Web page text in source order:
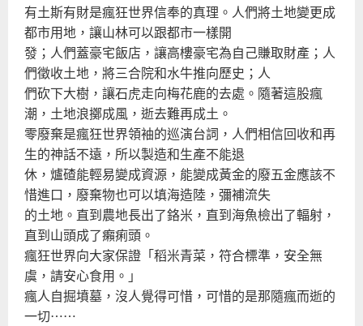
有土斯有財是瘋狂世界信奉的真理。人們將土地變更成
都市用地，讓山林可以跟都市一樣開
發；人們蓋豪宅飯店，讓高樓豪宅為自己賺取財產；人
們徵收土地，將三合院和水牛推向歷史；人
們砍下大樹，讓石虎走向梅花鹿的去處。隨著這股瘋
潮，土地浪擲成風，逝去難再成土。
零廢棄是瘋狂世界領袖的巡演台詞，人們相信回收和再
生的神話不遠，所以製造和生產不能退
休，爐碴能輕易變成資源，能變成黃金的廢五金應該不
惜進口，廢棄物也可以填海造陸，彌補流失
的土地。直到農地長出了鉻米，直到海魚檢出了輻射，
直到山頭成了癩痢頭。
瘋狂世界向大家保證「稻米青菜，符合標準，安全無
虞，請安心食用。」
瘋人自掘墳墓，沒人覺得可惜，可惜的是那隨瘋而逝的
一切……